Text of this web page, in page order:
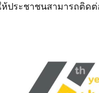
ห้ประชาชนสามารถติด